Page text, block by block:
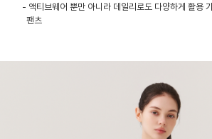
- 액티브웨어 뿐만 아니라 데일리로도 다양하게 활용
팬츠